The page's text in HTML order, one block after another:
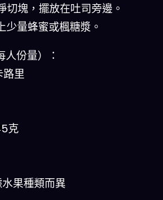
切塊，擺放在吐司旁邊。
少量蜂蜜或楓糖漿。
份量）：
里
克
果種類而異